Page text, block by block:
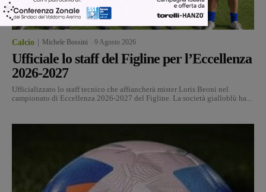
Calcio Michele Bossini 9 Agosto 2026
Ufficiale lo staff del Figline per l’Eccellenza
2026-2027
Ufficializzato lo staff tecnico che affiancherà mister Loris Beoni nel
campionato di Eccellenza 2026-2027 del Figline. La società gialloblù ha...